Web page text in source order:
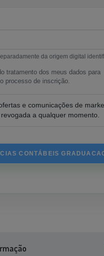
da origem digital
tratamento dos meus dados para
processo de inscrição.
e comunicações de
a qualquer momento.
CONTÁBEIS